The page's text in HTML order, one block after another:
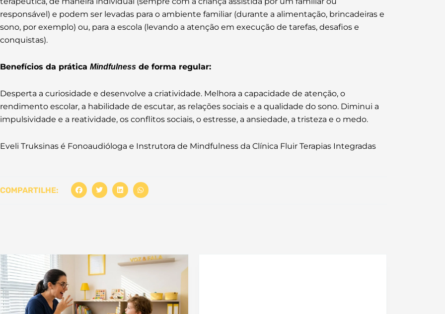
responsável) e podem ser levadas para o ambiente familiar (durante a alimentação, brincadeiras e
sono, por exemplo) ou, para a escola (levando a atenção em execução de tarefas, desafios e
conquistas).
Benefícios da prática Mindfulness de forma regular:
Desperta a curiosidade e desenvolve a criatividade. Melhora a capacidade de atenção, o
rendimento escolar, a habilidade de escutar, as relações sociais e a qualidade do sono. Diminui a
impulsividade e a reatividade, os conflitos sociais, o estresse, a ansiedade, a tristeza e o medo.
Eveli Truksinas é Fonoaudióloga e Instrutora de Mindfulness da Clínica Fluir Terapias Integradas
COMPARTILHE: